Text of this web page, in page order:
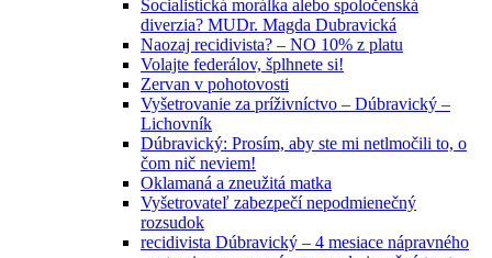
Socialistická morálka alebo spoločenská
diverzia? MUDr. Magda Dubravická
Naozaj recidivista? – NO 10% z platu
Volajte federálov, šplhnete si!
Zervan v pohotovosti
Vyšetrovanie za príživníctvo – Dúbravický –
Lichovník
Dúbravický: Prosím, aby ste mi netlmočili to, o
čom nič neviem!
Oklamaná a zneužitá matka
Vyšetrovateľ zabezpečí nepodmienečný
rozsudok
recidivista Dúbravický – 4 mesiace nápravného